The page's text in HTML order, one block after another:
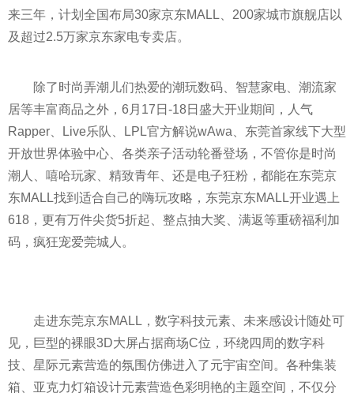
来三年，计划全国布局30家京东MALL、200家城市旗舰店以
及超过2.5万家京东家电专卖店。
除了时尚弄潮儿们热爱的潮玩数码、智慧家电、潮流家
居等丰富商品之外，6月17日-18日盛大开业期间，人气
Rapper、Live乐队、LPL官方解说wAwa、东莞首家线下大型
开放世界体验中心、各类亲子活动轮番登场，不管你是时尚
潮人、嘻哈玩家、精致青年、还是电子狂粉，都能在东莞京
东MALL找到适合自己的嗨玩攻略，东莞京东MALL开业遇上
618，更有万件尖货5折起、整点抽大奖、满返等重磅福利加
码，疯狂宠爱莞城人。
走进东莞京东MALL，数字科技元素、未来感设计随处可
见，巨型的裸眼3D大屏占据商场C位，环绕四周的数字科
技、星际元素营造的氛围仿佛进入了元宇宙空间。各种集装
箱、亚克力灯箱设计元素营造色彩明艳的主题空间，不仅分